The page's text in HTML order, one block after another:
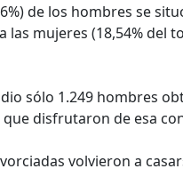
de los hombres se
mujeres (18,54% del
sólo 1.249 hombres
disfrutaron de esa
volvieron a